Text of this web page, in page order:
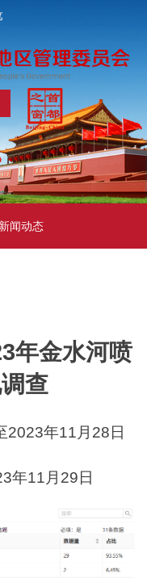
新闻动态
年金水河喷
查
2023年11月28日
年11月29日